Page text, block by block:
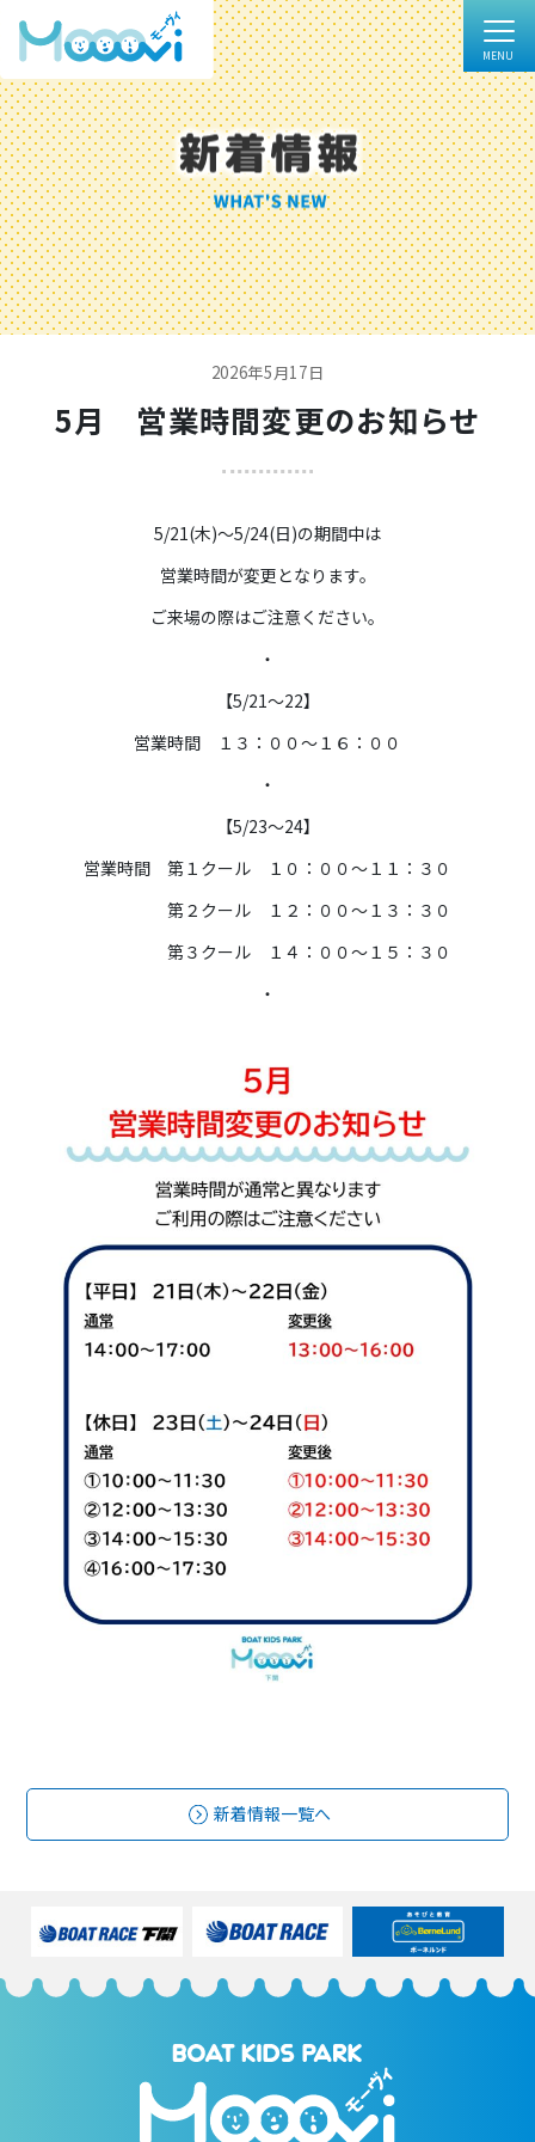
2026年5月17日
5月 営業時間変更のお知らせ
5/21(木)～5/24(日)の期間中は
営業時間が変更となります。
ご来場の際はご注意ください。
・
【5/21～22】
営業時間 １３：００～１６：００
・
【5/23～24】
営業時間 第１クール １０：００～１１：３０
第２クール １２：００～１３：３０
第３クール １４：００～１５：３０
・
新着情報一覧へ